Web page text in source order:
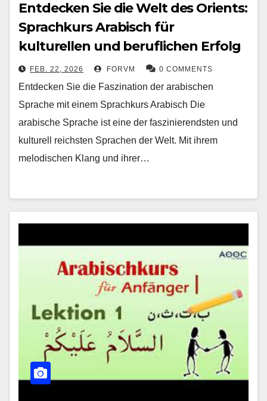
Entdecken Sie die Welt des Orients:
Sprachkurs Arabisch für
kulturellen und beruflichen Erfolg
FEB. 22, 2026 FORVM 0 COMMENTS
Entdecken Sie die Faszination der arabischen
Sprache mit einem Sprachkurs Arabisch Die
arabische Sprache ist eine der faszinierendsten und
kulturell reichsten Sprachen der Welt. Mit ihrem
melodischen Klang und ihrer…